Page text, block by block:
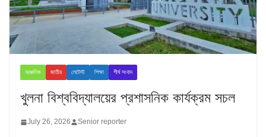
আঞ্চলিক জাতীয় লেটেস্ট শিক্ষা শীর্ষ সংবাদ
খুলনা বিশ্ববিদ্যালয়ের প্রশাসনিক কার্যক্রম সচল
July 26, 2026 Senior reporter